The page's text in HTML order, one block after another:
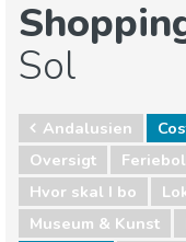
Sol
Andalusien
Oversigt
Hvor skal I bo
Museum & Kunst